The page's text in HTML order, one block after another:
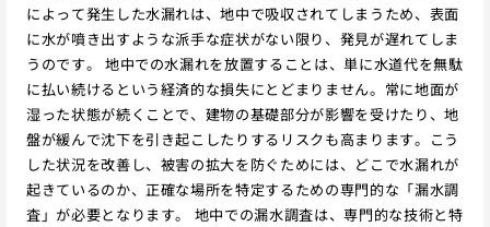
によって発生した水漏れは、地中で吸収されてしまうため、表面
に水が噴き出すような派手な症状がない限り、発見が遅れてしま
うのです。 地中での水漏れを放置することは、単に水道代を無駄
に払い続けるという経済的な損失にとどまりません。常に地面が
湿った状態が続くことで、建物の基礎部分が影響を受けたり、地
盤が緩んで沈下を引き起こしたりするリスクも高まります。こう
した状況を改善し、被害の拡大を防ぐためには、どこで水漏れが
起きているのか、正確な場所を特定するための専門的な「漏水調
査」が必要となります。 地中での漏水調査は、専門的な技術と特